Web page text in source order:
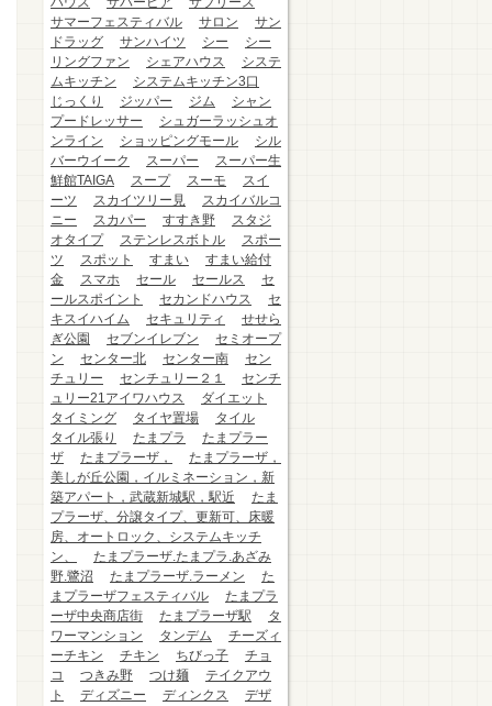
サマーフェスティバル
サロン
サン
ドラッグ
サンハイツ シー
シー
リングファン
シェアハウス
システ
ムキッチン
システムキッチン3口
じっくり
ジッパー ジム
シャン
プードレッサー
シュガーラッシュオ
ンライン
ショッピングモール
シル
バーウイーク
スーパー
スーパー生
鮮館TAIGA
スープ スーモ
スイ
ーツ
スカイツリー見
スカイバルコ
ニー
スカパー すすき野
スタジ
オタイプ
ステンレスボトル
スポー
ツ
スポット すまい
すまい給付
金
スマホ セール セールス
セ
ールスポイント
セカンドハウス
セ
キスイハイム
セキュリティ
せせら
ぎ公園
セブンイレブン
セミオープ
ン
センター北 センター南
セン
チュリー
センチュリー２１
センチ
ュリー21アイワハウス
ダイエット
タイミング
タイヤ置場
タイル
タイル張り
たまプラ
たまプラー
ザ
たまプラーザ，
たまプラーザ，
美しが丘公園，イルミネーション，新
築アパート，武蔵新城駅，駅近
たま
プラーザ、分譲タイプ、更新可、床暖
房、オートロック、システムキッチ
ン、
たまプラーザ.たまプラ.あざみ
野.鷺沼
たまプラーザ.ラーメン
た
まプラーザフェスティバル
たまプラ
ーザ中央商店街
たまプラーザ駅
タ
ワーマンション
タンデム
チーズィ
ーチキン
チキン ちびっ子
チョ
コ
つきみ野 つけ麺
テイクアウ
ト
ディズニー ディンクス
デザ